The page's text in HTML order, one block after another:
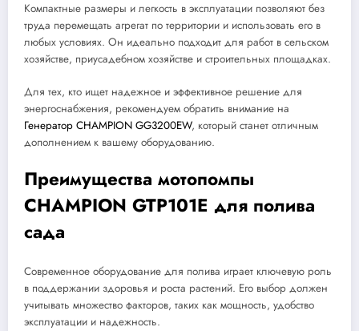
Компактные размеры и легкость в эксплуатации позволяют без
труда перемещать агрегат по территории и использовать его в
любых условиях. Он идеально подходит для работ в сельском
хозяйстве, приусадебном хозяйстве и строительных площадках.
Для тех, кто ищет надежное и эффективное решение для
энергоснабжения, рекомендуем обратить внимание на
Генератор CHAMPION GG3200EW, который станет отличным
дополнением к вашему оборудованию.
Преимущества мотопомпы
CHAMPION GTP101E для полива
сада
Современное оборудование для полива играет ключевую роль
в поддержании здоровья и роста растений. Его выбор должен
учитывать множество факторов, таких как мощность, удобство
эксплуатации и надежность.